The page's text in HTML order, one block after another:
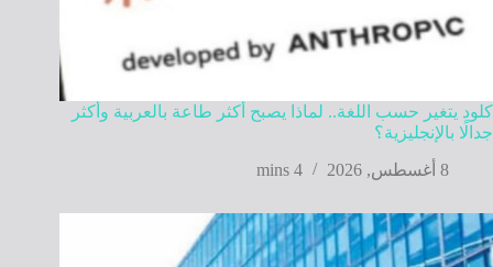
كلود يتغير حسب اللغة.. لماذا يصبح أكثر طاعة بالعربية وأكثر
جدالًا بالإنجليزية؟
8 أغسطس, 2026
4 mins